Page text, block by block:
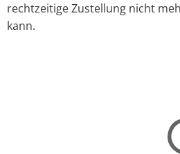
rechtzeitige Zustellung nicht
kann.